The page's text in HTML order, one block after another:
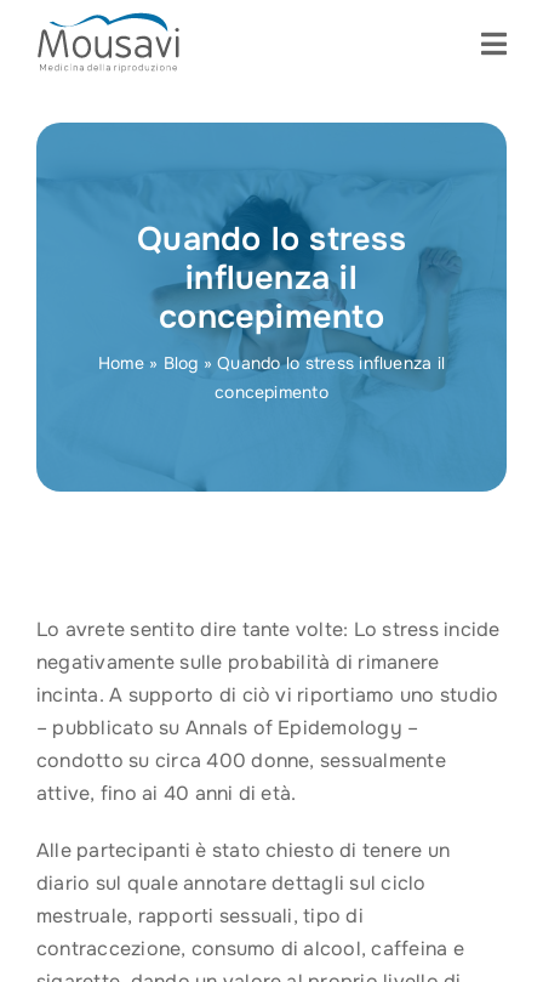
Quando lo stress
influenza il
concepimento
Home» Blog »Quando lo stress influenza il
concepimento
Lo avrete sentito dire tante volte: Lo stress incide
negativamente sulle probabilità di rimanere
incinta. A supporto di ciò vi riportiamo uno studio
– pubblicato su Annals of Epidemology –
condotto su circa 400 donne, sessualmente
attive, fino ai 40 anni di età.
Alle partecipanti è stato chiesto di tenere un
diario sul quale annotare dettagli sul ciclo
mestruale, rapporti sessuali, tipo di
contraccezione, consumo di alcool, caffeina e